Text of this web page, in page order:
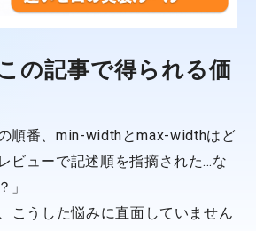
の記事で得られる価
順番、min-widthとmax-widthはど
ビューで記述順を指摘された…な
」
こうした悩みに直面していません